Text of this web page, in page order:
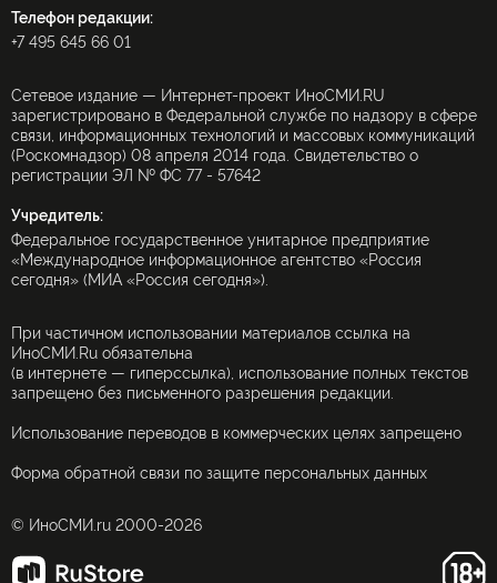
Телефон редакции:
+7 495 645 66 01
Сетевое издание — Интернет-проект ИноСМИ.RU
зарегистрировано в Федеральной службе по надзору в сфере
связи, информационных технологий и массовых коммуникаций
(Роскомнадзор) 08 апреля 2014 года. Свидетельство о
регистрации ЭЛ № ФС 77 - 57642
Учредитель:
Федеральное государственное унитарное предприятие
«Международное информационное агентство «Россия
сегодня» (МИА «Россия сегодня»).
При частичном использовании материалов ссылка на
ИноСМИ.Ru обязательна
(в интернете — гиперссылка), использование полных текстов
запрещено без письменного разрешения редакции.
Использование переводов в коммерческих целях запрещено
Форма обратной связи по защите персональных данных
© ИноСМИ.ru 2000-2026